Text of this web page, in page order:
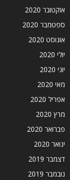
אוקטובר 2020
ספטמבר 2020
אוגוסט 2020
יולי 2020
יוני 2020
מאי 2020
אפריל 2020
מרץ 2020
פברואר 2020
ינואר 2020
דצמבר 2019
נובמבר 2019